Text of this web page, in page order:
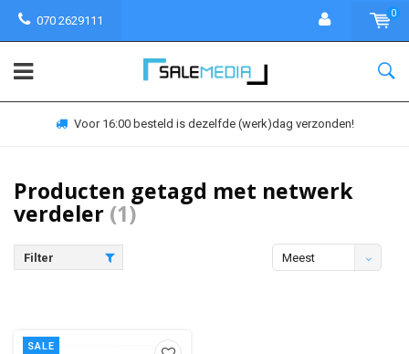
070 2629111
0
Voor 16:00 besteld is dezelfde (werk)dag verzonden!
Producten getagd met netwerk
verdeler (1)
Filter
Meest
SALE